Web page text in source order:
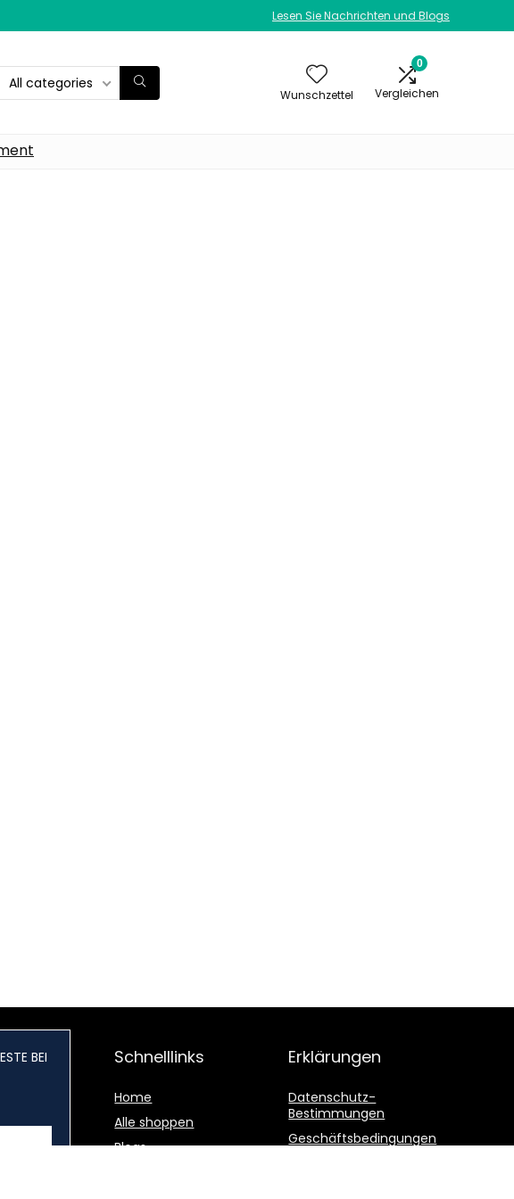
Lesen Sie Nachrichten und Blogs
All categories
Wunschzettel
0
Vergleichen
BEI Schnelllinks
Home
Alle shoppen
Blogs
Erklärungen
Datenschutz-
Bestimmungen
Geschäftsbedingungen